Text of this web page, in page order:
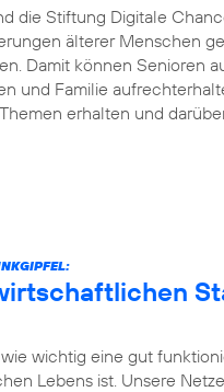
die Stiftung Digitale
älterer Menschen
Damit können Senioren
und Familie
erhalten und
wichtig eine gut
Lebens ist. Unsere